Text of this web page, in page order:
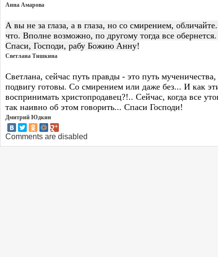
Анна Амарова
А вы не за глаза, а в глаза, но со смирением,
что. Вполне возможно, по другому тогда все
Спаси, Господи, рабу Божию Анну!
Светлана Тишкина
Светлана, сейчас путь правды - это путь
подвигу готовы. Со смирением или даже без... И как
воспринимать христопродавец?!.. Сейчас, когда все
так наивно об этом говорить... Спаси Господи!
Дмитрий Юдкин
Comments are disabled